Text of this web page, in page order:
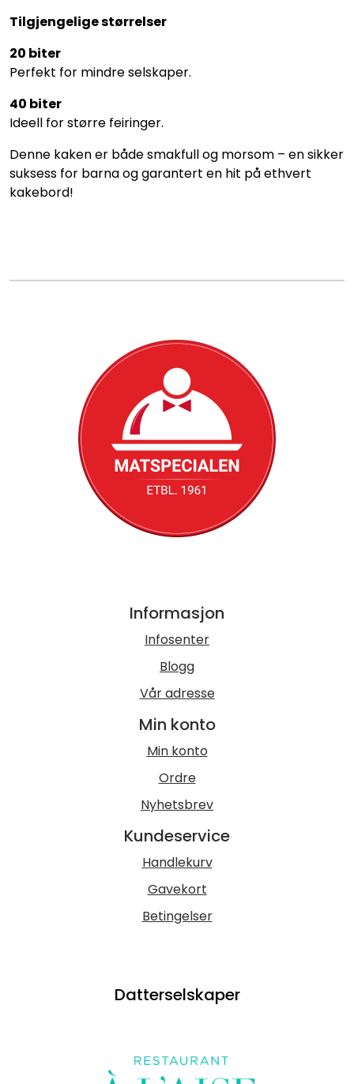
Tilgjengelige størrelser
20 biter
Perfekt for mindre selskaper.
40 biter
Ideell for større feiringer.
Denne kaken er både smakfull og morsom – en sikker
suksess for barna og garantert en hit på ethvert
kakebord!
Informasjon
Infosenter
Blogg
Vår adresse
Min konto
Min konto
Ordre
Nyhetsbrev
Kundeservice
Handlekurv
Gavekort
Betingelser
Datterselskaper